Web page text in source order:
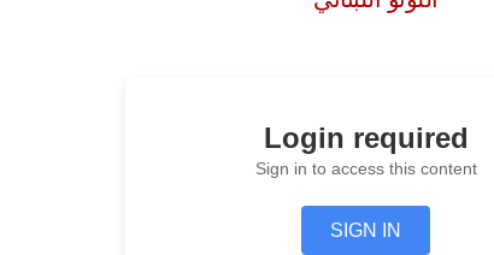
Login required
Sign in to access this content
SIGN IN